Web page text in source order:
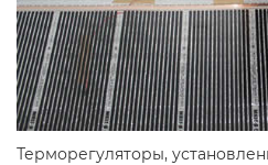
Терморегуляторы,